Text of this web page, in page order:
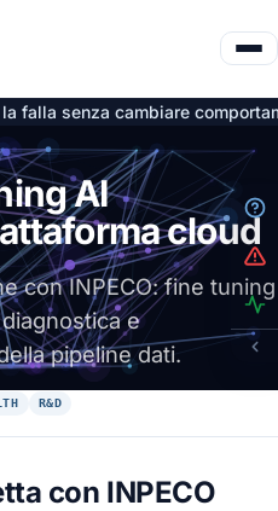
senza cambiare
E PIATTAFORMA
AI
cloud
con INPECO: fine tuning
e
pipeline dati.
R&D
con INPECO